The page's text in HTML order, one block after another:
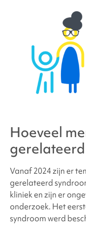
Hoeveel
Vanaf 2024 zijn er
gerelateerd
kliniek en zijn er
onderzoek. Het
syndroomwerd